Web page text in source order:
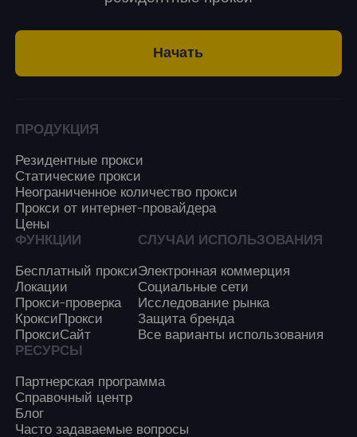
Начать
ПРОДУКЦИЯ
Резидентные прокси
Статические прокси
Неограниченное количество прокси
Прокси от интернет-провайдера
Цены
ФУНКЦИИ
Бесплатный прокси
Локации
Прокси-проверка
КроксиПрокси
ПроксиСайт
СЛУЧАИ ИСПОЛЬЗОВАНИЯ
Электронная коммерция
Социальные сети
Исследование рынка
Защита бренда
Все варианты использования
РЕСУРСЫ
Партнерская программа
Справочный центр
Блог
Часто задаваемые вопросы